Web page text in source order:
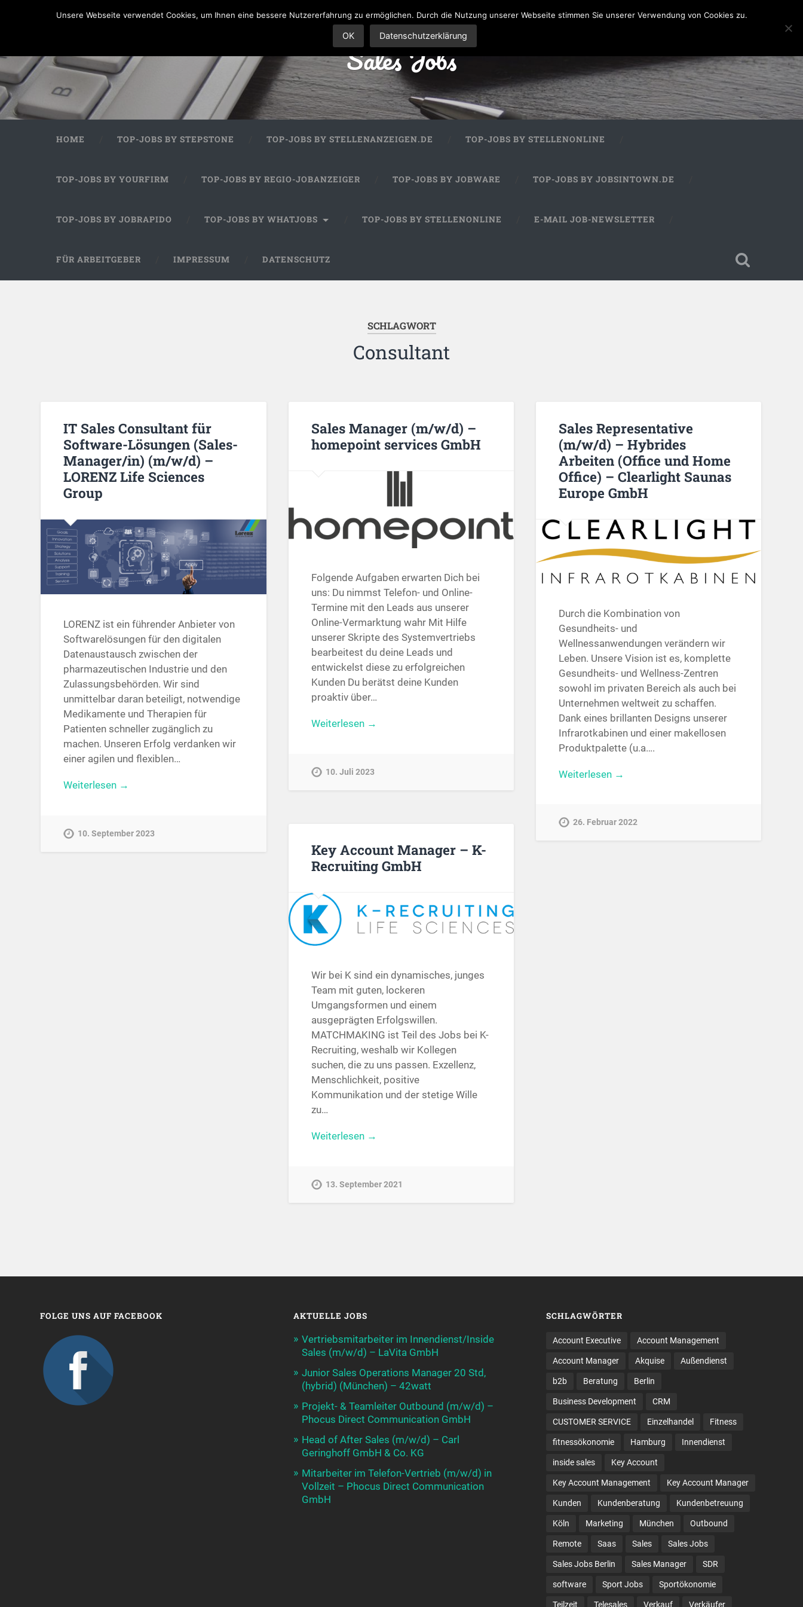
Sales Jobs
HOME TOP-JOBS BY STEPSTONE TOP-JOBS BY STELLENANZEIGEN.DE TOP-JOBS BY STELLENONLINE
TOP-JOBS BY YOURFIRM TOP-JOBS BY REGIO-JOBANZEIGER TOP-JOBS BY JOBWARE TOP-JOBS BY JOBSINTOWN.DE
TOP-JOBS BY JOBRAPIDO TOP-JOBS BY WHATJOBS TOP-JOBS BY STELLENONLINE E-MAIL JOB-NEWSLETTER
FÜR ARBEITGEBER IMPRESSUM DATENSCHUTZ
SCHLAGWORT
Consultant
IT Sales Consultant für
Software-Lösungen (Sales-
Manager/in) (m/w/d) –
LORENZ Life Sciences
Group
LORENZ ist ein führender Anbieter von
Softwarelösungen für den digitalen
Datenaustausch zwischen der
pharmazeutischen Industrie und den
Zulassungsbehörden. Wir sind
unmittelbar daran beteiligt, notwendige
Medikamente und Therapien für
Patienten schneller zugänglich zu
machen. Unseren Erfolg verdanken wir
einer agilen und flexiblen…
Weiterlesen →
10. September 2023
Sales Manager (m/w/d) –
homepoint services GmbH
Folgende Aufgaben erwarten Dich bei
uns: Du nimmst Telefon- und Online-
Termine mit den Leads aus unserer
Online-Vermarktung wahr Mit Hilfe
unserer Skripte des Systemvertriebs
bearbeitest du deine Leads und
entwickelst diese zu erfolgreichen
Kunden Du berätst deine Kunden
proaktiv über…
Weiterlesen →
10. Juli 2023
Sales Representative
(m/w/d) – Hybrides
Arbeiten (Office und Home
Office) – Clearlight Saunas
Europe GmbH
Durch die Kombination von
Gesundheits- und
Wellnessanwendungen verändern wir
Leben. Unsere Vision ist es, komplette
Gesundheits- und Wellness-Zentren
sowohl im privaten Bereich als auch bei
Unternehmen weltweit zu schaffen.
Dank eines brillanten Designs unserer
Infrarotkabinen und einer makellosen
Produktpalette (u.a….
Weiterlesen →
26. Februar 2022
Key Account Manager – K-
Recruiting GmbH
Wir bei K sind ein dynamisches, junges
Team mit guten, lockeren
Umgangsformen und einem
ausgeprägten Erfolgswillen.
MATCHMAKING ist Teil des Jobs bei K-
Recruiting, weshalb wir Kollegen
suchen, die zu uns passen. Exzellenz,
Menschlichkeit, positive
Kommunikation und der stetige Wille
zu…
Weiterlesen →
13. September 2021
FOLGE UNS AUF FACEBOOK AKTUELLE JOBS
Vertriebsmitarbeiter im Innendienst/Inside
Sales (m/w/d) – LaVita GmbH
Junior Sales Operations Manager 20 Std,
(hybrid) (München) – 42watt
Projekt- & Teamleiter Outbound (m/w/d) –
Phocus Direct Communication GmbH
Head of After Sales (m/w/d) – Carl
Geringhoff GmbH & Co. KG
Mitarbeiter im Telefon-Vertrieb (m/w/d) in
Vollzeit – Phocus Direct Communication
GmbH
SCHLAGWÖRTER
Account Executive Account Management
Account Manager Akquise Außendienst
b2b Beratung Berlin
Business Development CRM
CUSTOMER SERVICE Einzelhandel Fitness
fitnessökonomie Hamburg Innendienst
inside sales Key Account
Key Account Management Key Account Manager
Kunden Kundenberatung Kundenbetreuung
Köln Marketing München Outbound
Remote Saas Sales Sales Jobs
Sales Jobs Berlin Sales Manager SDR
software Sport Jobs Sportökonomie
Teilzeit Telesales Verkauf Verkäufer
Unsere Webseite verwendet Cookies, um Ihnen eine bessere Nutzererfahrung zu ermöglichen. Durch die Nutzung unserer Webseite stimmen Sie unserer Verwendung von Cookies zu.
OK Datenschutzerklärung